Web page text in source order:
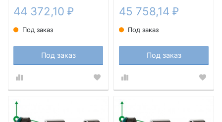
44 372,10 ₽
Под заказ
Под заказ
45 758,14 ₽
Под заказ
Под заказ